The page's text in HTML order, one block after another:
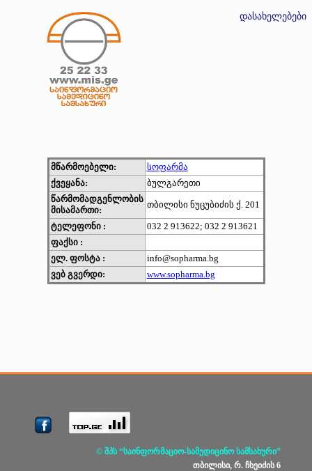
დასახელებები
მწარმოებელი:
სოფარმა
ქვეყანა:
ბულგარეთი
წარმომადგენლობის
მისამართი:
თბილისი ნუცუბიძის ქ. 201
ტელეფონი :
032 2 913622; 032 2 913621
ფაქსი :
ელ. ფოსტა :
info@sopharma.bg
ვებ გვერდი:
www.sopharma.bg
© შპს “საინფორმაციო-სამედიცინო სამსახური”
თბილისი, რ. ჩხეიძის 6